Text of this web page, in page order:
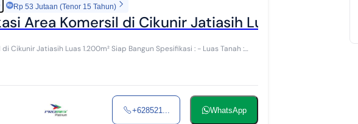
Rp 53 Jutaan (Tenor 15 Tahun)
Area Komersil di Cikunir Jatiasih Luas 1.200M²
+628521... WhatsApp